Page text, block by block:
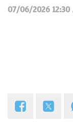
aplicada,
divulgativo y
07/06/2026 12:30